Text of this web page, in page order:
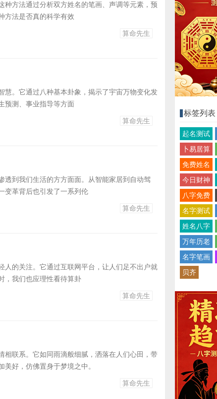
方法通过分析双方姓名的笔画、声调等元素，预
方法是否真的科学有效
算命先生
慧。它通过八种基本卦象，揭示了宇宙万物变化发
预测、事业指导等方面
算命先生
到我们生活的方方面面。从智能家居到自动驾
变革背后也引发了一系列伦
算命先生
人的关注。它通过互联网平台，让人们足不出户就
，我们也应理性看待算卦
算命先生
联系。它如同雨滴般细腻，洒落在人们心田，带
好，仿佛置身于梦境之中。
算命先生
标签列表
起名测试
卜易居算
免费姓名
今日财神
八字免费
名字测试
姓名八字
万年历老
名字笔画
贝齐